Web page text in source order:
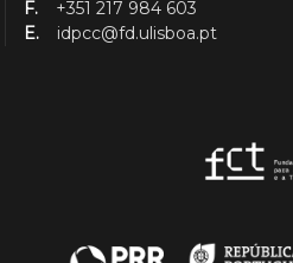
F.
+351 217 984 603
E.
idpcc@fd.ulisboa.pt